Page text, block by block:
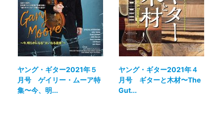
ヤング・ギター2021年５
月号 ゲイリー・ムーア特
集〜今、明...
ヤング・ギター2021年４
月号 ギターと木材〜The
Gut...